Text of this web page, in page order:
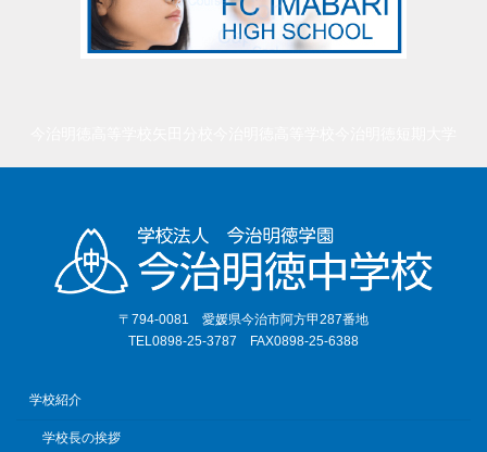
〒794-0081 愛媛県今治市阿方甲287番地
TEL0898-25-3787 FAX0898-25-6388
学校紹介
学校長の挨拶